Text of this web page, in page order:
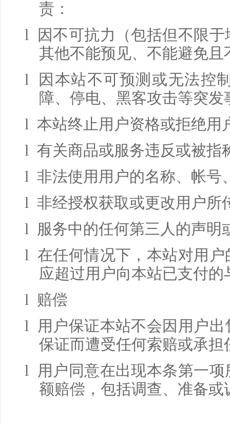
责：
l 因不可抗力（包括但不限于
其他不能预见、不能避免
l 因本站不可预测或无法控
障、停电、黑客攻击等突
l 本站终止用户资格或拒绝用
l 有关商品或服务违反或被指
l 非法使用用户的名称、帐号
l 非经授权获取或更改用户所
l 服务中的任何第三人的声明
l 在任何情况下，本站对用户
应超过用户向本站已支付
l 赔偿
l 用户保证本站不会因用户出
保证而遭受任何索赔或承担
l 用户同意在出现本条第一项
额赔偿，包括调查、准备